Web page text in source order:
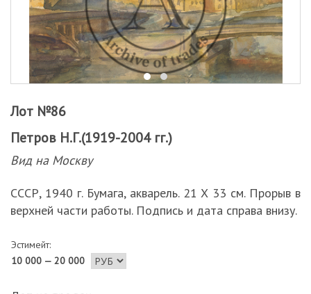
Лот №86
Петров Н.Г.(1919-2004 гг.)
Вид на Москву
СССР, 1940 г. Бумага, акварель. 21 Х 33 см. Прорыв в
верхней части работы. Подпись и дата справа внизу.
Эстимейт:
10 000 — 20 000